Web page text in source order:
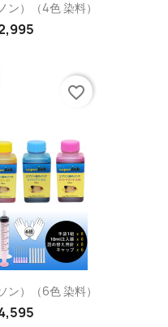
）（4色 染料）
）（6色 染料）
favorite_border